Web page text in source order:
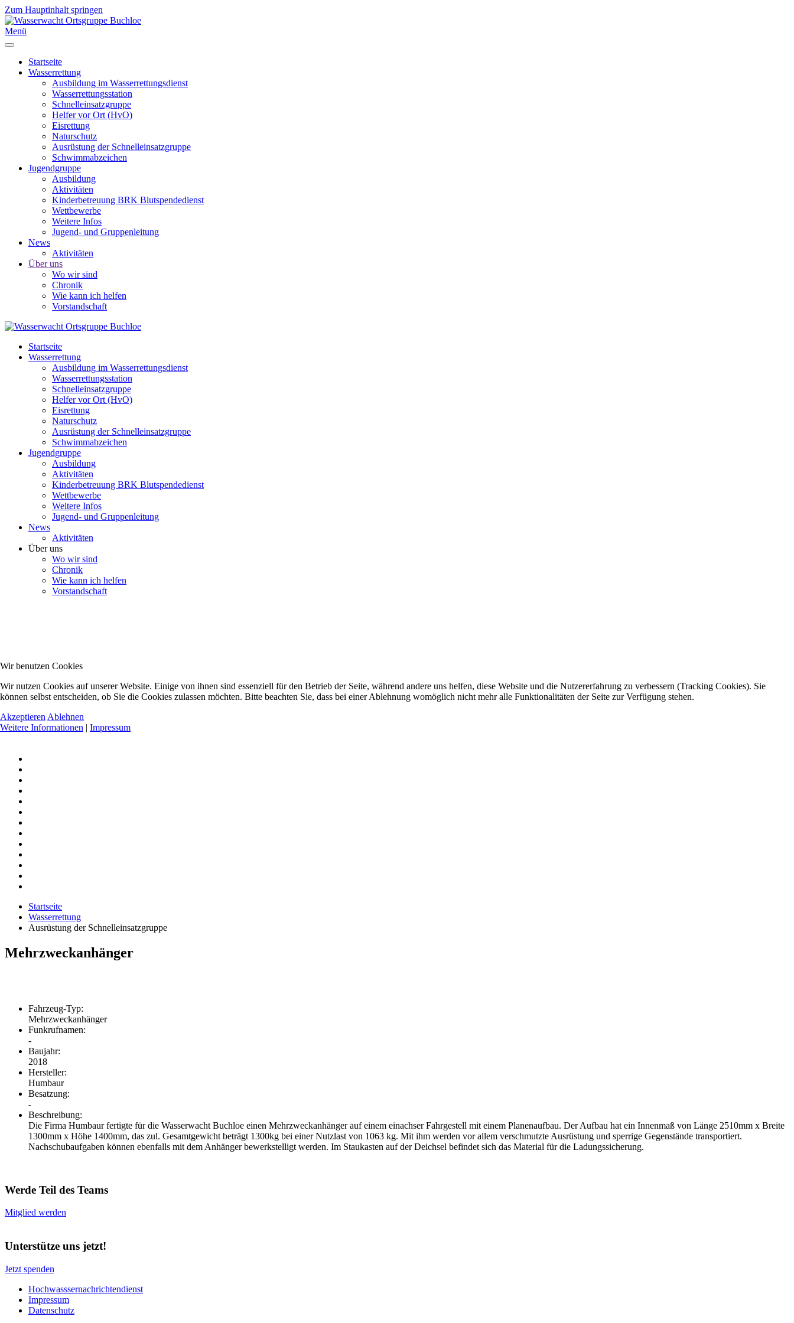
Zum Hauptinhalt springen
Menü
Startseite
Wasserrettung
Ausbildung im Wasserrettungsdienst
Wasserrettungsstation
Schnelleinsatzgruppe
Helfer vor Ort (HvO)
Eisrettung
Naturschutz
Ausrüstung der Schnelleinsatzgruppe
Schwimmabzeichen
Jugendgruppe
Ausbildung
Aktivitäten
Kinderbetreuung BRK Blutspendedienst
Wettbewerbe
Weitere Infos
Jugend- und Gruppenleitung
News
Aktivitäten
Über uns
Wo wir sind
Chronik
Wie kann ich helfen
Vorstandschaft
Startseite
Wasserrettung
Ausbildung im Wasserrettungsdienst
Wasserrettungsstation
Schnelleinsatzgruppe
Helfer vor Ort (HvO)
Eisrettung
Naturschutz
Ausrüstung der Schnelleinsatzgruppe
Schwimmabzeichen
Jugendgruppe
Ausbildung
Aktivitäten
Kinderbetreuung BRK Blutspendedienst
Wettbewerbe
Weitere Infos
Jugend- und Gruppenleitung
News
Aktivitäten
Über uns
Wo wir sind
Chronik
Wie kann ich helfen
Vorstandschaft
Startseite
Wasserrettung
Ausrüstung der Schnelleinsatzgruppe
Mehrzweckanhänger
Fahrzeug-Typ:
Mehrzweckanhänger
Funkrufnamen:
-
Baujahr:
2018
Hersteller:
Humbaur
Besatzung:
-
Beschreibung:
Die Firma Humbaur fertigte für die Wasserwacht Buchloe einen Mehrzweckanhänger auf einem einachser Fahrgestell mit einem Planenaufbau. Der Aufbau hat ein Innenmaß von Länge 2510mm x Breite
1300mm x Höhe 1400mm, das zul. Gesamtgewicht beträgt 1300kg bei einer Nutzlast von 1063 kg. Mit ihm werden vor allem verschmutzte Ausrüstung und sperrige Gegenstände transportiert.
Nachschubaufgaben können ebenfalls mit dem Anhänger bewerkstelligt werden. Im Staukasten auf der Deichsel befindet sich das Material für die Ladungssicherung.
Werde Teil des Teams
Mitglied werden
Unterstütze uns jetzt!
Jetzt spenden
Hochwasssernachrichtendienst
Impressum
Datenschutz
Wir benutzen Cookies
Wir nutzen Cookies auf unserer Website. Einige von ihnen sind essenziell für den Betrieb der Seite, während andere uns helfen, diese Website und die Nutzererfahrung zu verbessern (Tracking Cookies). Sie
können selbst entscheiden, ob Sie die Cookies zulassen möchten. Bitte beachten Sie, dass bei einer Ablehnung womöglich nicht mehr alle Funktionalitäten der Seite zur Verfügung stehen.
Akzeptieren Ablehnen
Weitere Informationen | Impressum